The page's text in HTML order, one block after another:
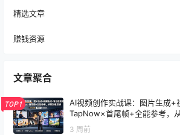
精选文章
赚钱资源
文章聚合
TOP1
AI视频创作实战课：图片生成
TapNow×首尾帧+全能参考，
3 周前